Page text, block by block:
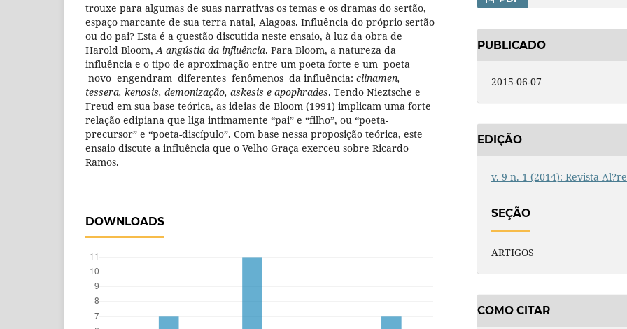
trouxe para algumas de suas narrativas os temas e os dramas do sertão,
espaço marcante de sua terra natal, Alagoas. Influência do próprio sertão
ou do pai? Esta é a questão discutida neste ensaio, à luz da obra de
Harold Bloom,A angústia da influência. Para Bloom, a natureza da
influência e o tipo de aproximação entre um poeta forte e um poeta
novo engendram diferentes fenômenos da influência: clinamen,
tessera, kenosis, demonização, askesis e apophrades. Tendo Nieztsche e
Freud em sua base teórica, as ideias de Bloom (1991) implicam uma forte
relação edipiana que liga intimamente “pai” e “filho”, ou “poeta-
precursor” e “poeta-discípulo”. Com base nessa proposição teórica, este
ensaio discute a influência que o Velho Graça exerceu sobre Ricardo
Ramos.
DOWNLOADS
PUBLICADO
2015-06-07
EDIÇÃO
v. 9 n. 1 (2014): Revista Al?re
SEÇÃO
ARTIGOS
COMO CITAR